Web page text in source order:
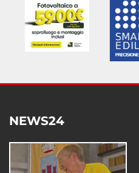
NEWS24